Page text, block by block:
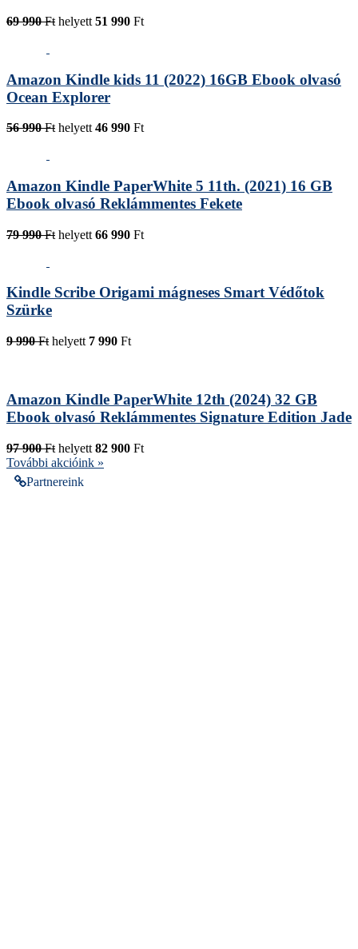
69 990 Ft helyett 51 990 Ft
Amazon Kindle kids 11 (2022) 16GB Ebook olvasó
Ocean Explorer
56 990 Ft helyett 46 990 Ft
Amazon Kindle PaperWhite 5 11th. (2021) 16 GB
Ebook olvasó Reklámmentes Fekete
79 990 Ft helyett 66 990 Ft
Kindle Scribe Origami mágneses Smart Védőtok
Szürke
9 990 Ft helyett 7 990 Ft
Amazon Kindle PaperWhite 12th (2024) 32 GB
Ebook olvasó Reklámmentes Signature Edition Jade
97 900 Ft helyett 82 900 Ft
További akcióink »
Partnereink